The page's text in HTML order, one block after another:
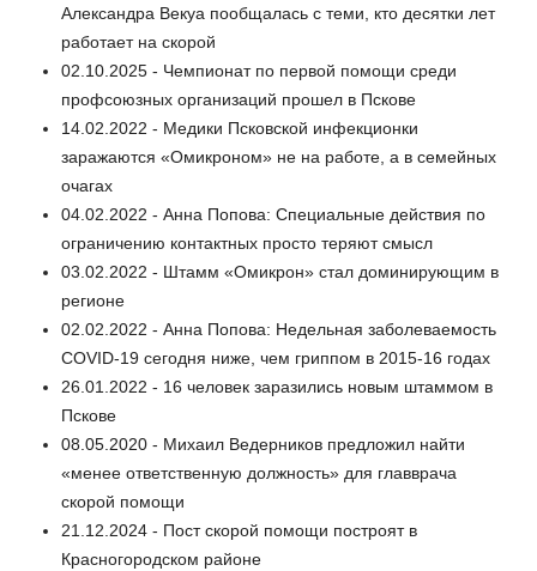
Александра Векуа пообщалась с теми, кто десятки лет
работает на скорой
02.10.2025 - Чемпионат по первой помощи среди
профсоюзных организаций прошел в Пскове
14.02.2022 - Медики Псковской инфекционки
заражаются «Омикроном» не на работе, а в семейных
очагах
04.02.2022 - Анна Попова: Специальные действия по
ограничению контактных просто теряют смысл
03.02.2022 - Штамм «Омикрон» стал доминирующим в
регионе
02.02.2022 - Анна Попова: Недельная заболеваемость
COVID-19 сегодня ниже, чем гриппом в 2015-16 годах
26.01.2022 - 16 человек заразились новым штаммом в
Пскове
08.05.2020 - Михаил Ведерников предложил найти
«менее ответственную должность» для главврача
скорой помощи
21.12.2024 - Пост скорой помощи построят в
Красногородском районе